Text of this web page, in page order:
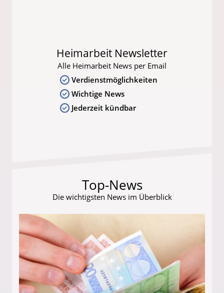
Heimarbeit Newsletter
Alle Heimarbeit News per Email
Verdienstmöglichkeiten
Wichtige News
Jederzeit kündbar
Top-News
Die wichtigsten News im Überblick